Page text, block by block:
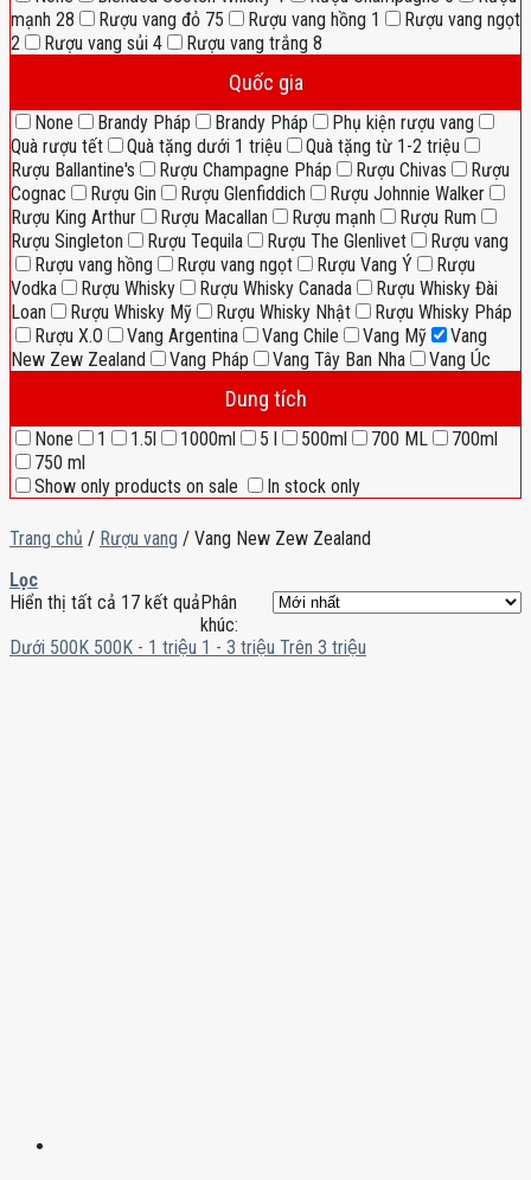
mạnh 28 Rượu vang đỏ 75 Rượu vang hồng 1
Rượu vang ngọt
2
Rượu vang sủi 4 Rượu vang trắng 8
Quốc gia
None Brandy Pháp Brandy Pháp
Phụ kiện rượu vang
Quà rượu tết
Quà tặng dưới 1 triệu
Quà tặng từ 1-2 triệu
Rượu Ballantine's
Rượu Champagne Pháp Rượu Chivas
Rượu
Cognac
Rượu Gin Rượu Glenfiddich
Rượu Johnnie Walker
Rượu King Arthur
Rượu Macallan Rượu mạnh
Rượu Rum
Rượu Singleton
Rượu Tequila Rượu The Glenlivet
Rượu vang
Rượu vang hồng
Rượu vang ngọt Rượu Vang Ý
Rượu
Vodka
Rượu Whisky Rượu Whisky Canada
Rượu Whisky Đài
Loan
Rượu Whisky Mỹ Rượu Whisky Nhật
Rượu Whisky Pháp
Rượu X.O
Vang Argentina Vang Chile Vang Mỹ
Vang
New Zew Zealand
Vang Pháp Vang Tây Ban Nha Vang Úc
Dung tích
None 1 1.5l 1000ml 5 l 500ml 700 ML
700ml
750 ml
Show only products on sale
In stock only
Trang chủ / Rượu vang / Vang New Zew Zealand
Lọc
Hiển thị tất cả 17 kết quảPhân
khúc:
Dưới 500K 500K - 1 triệu 1 - 3 triệu Trên 3 triệu